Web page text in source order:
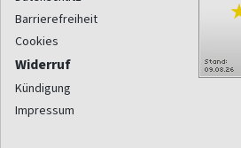
Barrierefreiheit
Cookies
Widerruf
Kündigung
Impressum